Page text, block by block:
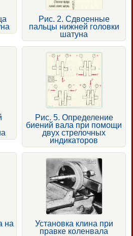
Рис. 2. Сдвоенные
пальцы нижней головки
шатуна
Рис. 5. Определение
биений вала при помощи
двух стрелочных
индикаторов
на
Установка клина при
правке коленвала